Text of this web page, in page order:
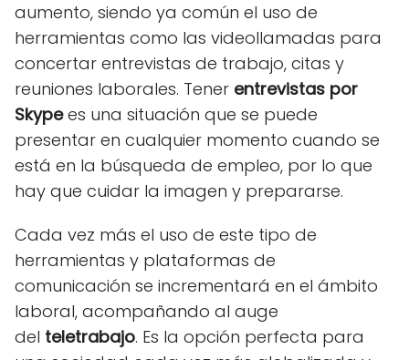
aumento, siendo ya común el uso de
herramientas como las videollamadas para
concertar entrevistas de trabajo, citas y
reuniones laborales. Tener entrevistas por
Skypees una situación que se puede
presentar en cualquier momento cuando se
está en la búsqueda de empleo, por lo que
hay que cuidar la imagen y prepararse.
Cada vez más el uso de este tipo de
herramientas y plataformas de
comunicación se incrementará en el ámbito
laboral, acompañando al auge
del teletrabajo. Es la opción perfecta para